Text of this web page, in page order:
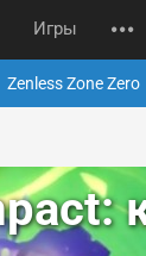
Игры
Zenless Zone Zero